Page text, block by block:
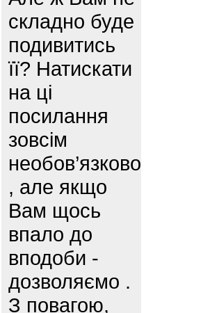
складно буде
подивитись
її? Натискати
на ці
посилання
зовсім
необов’язково
, але якщо
Вам щось
впало до
вподоби -
дозволяємо .
З повагою,